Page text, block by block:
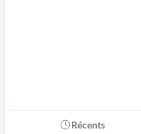
Récents